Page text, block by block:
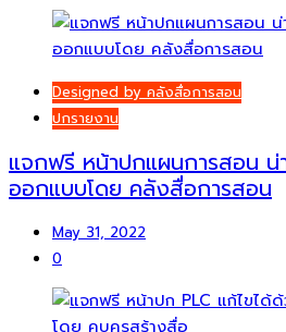
Designed by คลังสื่อการสอน
ปกรายงาน
แจกฟรี หน้าปกแผนการสอน น่
ออกแบบโดย คลังสื่อการสอน
May 31, 2022
0